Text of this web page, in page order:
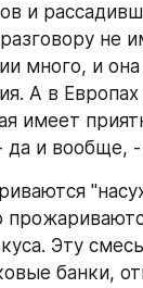
и
не
много, и
А в
имеет
да и вообще,
Эту
банки,